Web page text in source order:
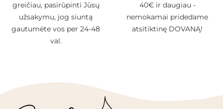
greičiau, pasirūpinti Jūsų
užsakymu, jog siuntą
gautumėte vos per 24-48
val.
40€ ir daugiau -
nemokamai pridedame
atsitiktinę DOVANĄ!